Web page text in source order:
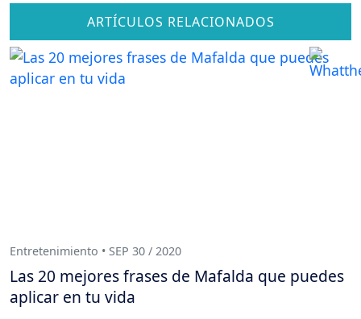
ARTÍCULOS RELACIONADOS
Entretenimiento • SEP 30 / 2020
Las 20 mejores frases de Mafalda que puedes
aplicar en tu vida